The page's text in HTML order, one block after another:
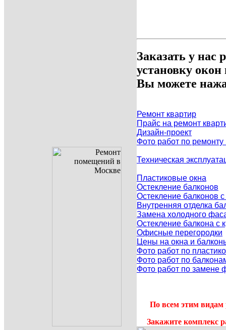
Заказать у нас
установку
Вы можете
Ремонт квартир
Прайс на ремонт
Дизайн-проект
Фото работ по ремонту
Техническая
Пластиковые окна
Остекление балконов
Остекление балконов
Внутренняя отделка
Замена холодного
Остекление балкона с
Офисные перегородки
Цены на окна и
Фото работ по
Фото работ по
Фото работ по замене
По всем этим видам
Закажите комплекс